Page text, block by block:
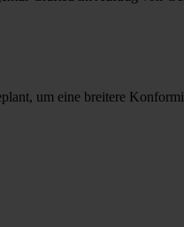
um eine breitere